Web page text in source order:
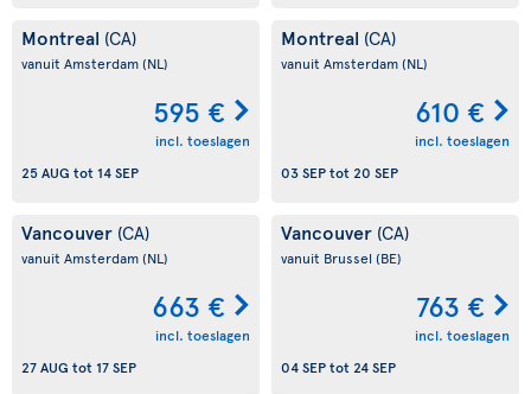
Montreal (CA)
vanuit Amsterdam(NL)
595 €
incl. toeslagen
25 AUG tot 14 SEP
Montreal (CA)
vanuit Amsterdam(NL)
610 €
incl. toeslagen
03 SEPtot 20 SEP
Vancouver (CA)
vanuit Amsterdam(NL)
663 €
incl. toeslagen
27 AUG tot 17 SEP
Vancouver (CA)
vanuit Brussel (BE)
763 €
incl. toeslagen
04 SEPtot 24 SEP